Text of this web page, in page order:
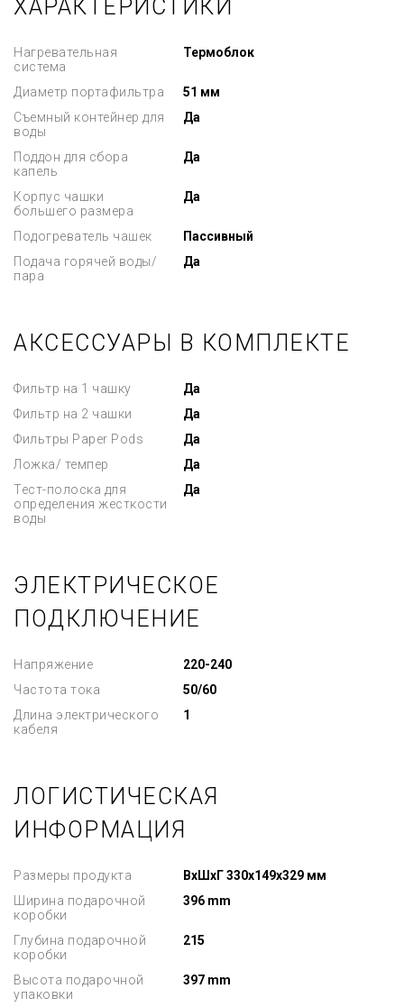
ХАРАКТЕРИСТИКИ
Нагревательная
система
Термоблок
Диаметр портафильтра
51 мм
Съемный контейнер для
воды
Да
Поддон для сбора
капель
Да
Корпус чашки
большего размера
Да
Подогреватель чашек
Пассивный
Подача горячей воды/
пара
Да
АКСЕССУАРЫ В КОМПЛЕКТЕ
Фильтр на 1 чашку
Да
Фильтр на 2 чашки
Да
Фильтры Paper Pods
Да
Ложка/ темпер
Да
Тест-полоска для
определения жесткости
воды
Да
ЭЛЕКТРИЧЕСКОЕ
ПОДКЛЮЧЕНИЕ
Напряжение
220-240
Частота тока
50/60
Длина электрического
кабеля
1
ЛОГИСТИЧЕСКАЯ
ИНФОРМАЦИЯ
Размеры продукта
ВxШxГ 330x149x329 мм
Ширина подарочной
коробки
396 mm
Глубина подарочной
коробки
215
Высота подарочной
упаковки
397 mm